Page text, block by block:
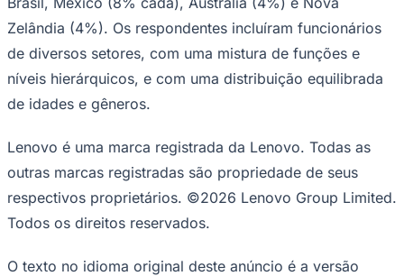
Grêmio
Zelândia (4%). Os respondentes incluíram funcionários
de diversos setores, com uma mistura de funções e
níveis hierárquicos, e com uma distribuição equilibrada
de idades e gêneros.
Lenovo é uma marca registrada da Lenovo. Todas as
outras marcas registradas são propriedade de seus
respectivos proprietários. ©2026 Lenovo Group Limited.
Todos os direitos reservados.
O texto no idioma original deste anúncio é a versão